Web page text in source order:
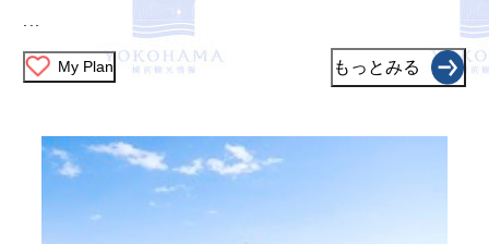
...
My Plan もっとみる